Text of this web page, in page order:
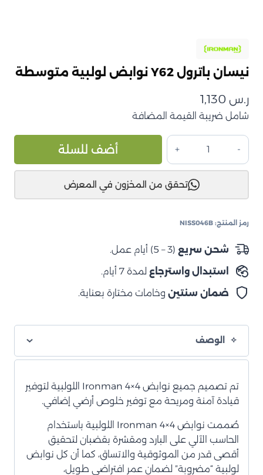
نيسان باترول Y62 نوابض لولبية متوسطة
ر.س
شامل ضريبة القيمة المضافة
كمية
نيسان
باترول
نوابض
متوسطة
أضف للسلة
تحقق من المخزون في المعرض
رمز المنتج: NISS046B
شحن سريع (3 – 5) أيام عمل.
استبدال واسترجاع لمدة 7 أيام.
ضمان سنتين وخامات مختارة بعناية.
الوصف
تم تصميم جميع نوابض Ironman 4×4 اللولبية لتوفير
قيادة آمنة ومريحة مع توفير خلوص أرضي إضافي.
صُممت نوابض Ironman 4×4 اللولبية باستخدام
الحاسب الآلي على البارد ومقشرة بقضبان لتحقيق
أقصى قدر من الموثوقية والاتساق، كما أن كل نوابض
لولبية “مضروبة” لضمان عمر افتراضي طويل،